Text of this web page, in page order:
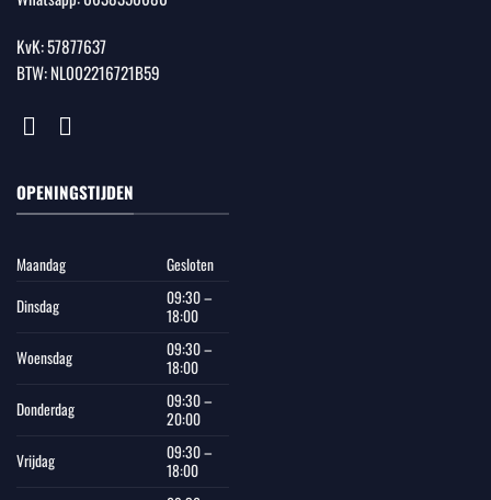
KvK: 57877637
BTW: NL002216721B59
OPENINGSTIJDEN
Maandag
Gesloten
Dinsdag
09:30 –
18:00
Woensdag
09:30 –
18:00
Donderdag
09:30 –
20:00
Vrijdag
09:30 –
18:00